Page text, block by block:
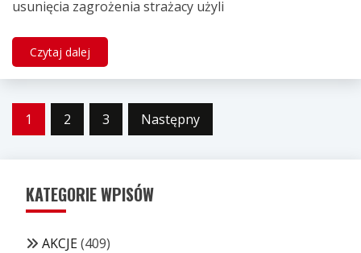
usunięcia zagrożenia strażacy użyli
Czytaj dalej
Stronicowanie
1 2 3 Następny
KATEGORIE WPISÓW
AKCJE(409)